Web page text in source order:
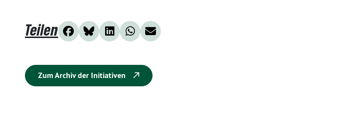
Teilen
Zum Archiv der Initiativen